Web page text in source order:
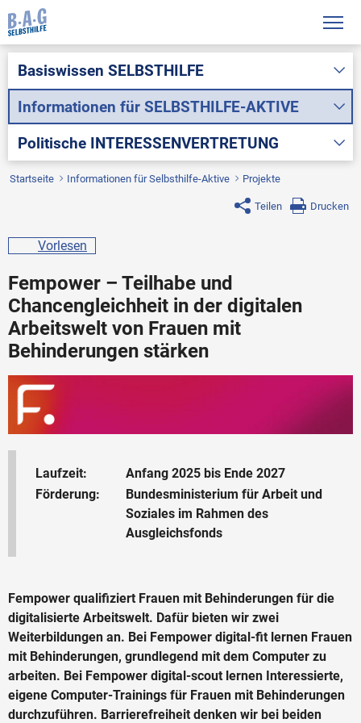
Basiswissen SELBSTHILFE
Informationen für SELBSTHILFE-AKTIVE
Politische INTERESSENVERTRETUNG
Startseite Informationen für Selbsthilfe-Aktive Projekte
Teilen Drucken
Vorlesen
Fempower – Teilhabe und
Chancengleichheit in der digitalen
Arbeitswelt von Frauen mit
Behinderungen stärken
Laufzeit:
Anfang 2025 bis Ende 2027
Förderung:
Bundesministerium für Arbeit und
Soziales im Rahmen des
Ausgleichsfonds
Fempower qualifiziert Frauen mit Behinderungen für die
digitalisierte Arbeitswelt. Dafür bieten wir zwei
Weiterbildungen an. Bei Fempower digital-fit lernen Frauen
mit Behinderungen, grundlegend mit dem Computer zu
arbeiten. Bei Fempower digital-scout lernen Interessierte,
eigene Computer-Trainings für Frauen mit Behinderungen
durchzuführen. Barrierefreiheit denken wir bei beiden